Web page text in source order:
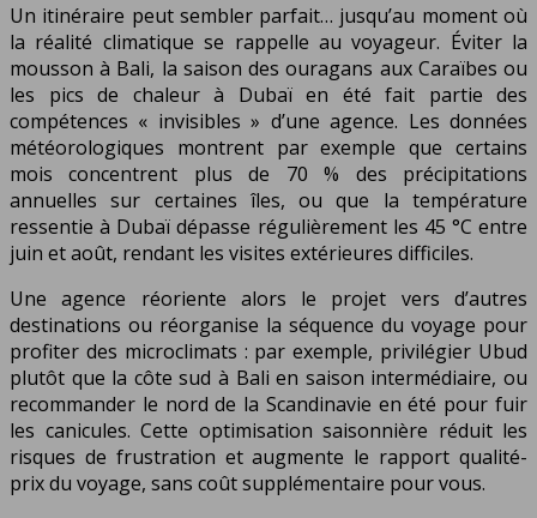
Un itinéraire peut sembler parfait… jusqu’au moment où
la réalité climatique se rappelle au voyageur. Éviter la
mousson à Bali, la saison des ouragans aux Caraïbes ou
les pics de chaleur à Dubaï en été fait partie des
compétences « invisibles » d’une agence. Les données
météorologiques montrent par exemple que certains
mois concentrent plus de 70 % des précipitations
annuelles sur certaines îles, ou que la température
ressentie à Dubaï dépasse régulièrement les 45 °C entre
juin et août, rendant les visites extérieures difficiles.
Une agence réoriente alors le projet vers d’autres
destinations ou réorganise la séquence du voyage pour
profiter des microclimats : par exemple, privilégier Ubud
plutôt que la côte sud à Bali en saison intermédiaire, ou
recommander le nord de la Scandinavie en été pour fuir
les canicules. Cette optimisation saisonnière réduit les
risques de frustration et augmente le rapport qualité-
prix du voyage, sans coût supplémentaire pour vous.